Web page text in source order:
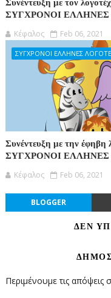
Συνέντευξη με τον
ΣΥΓΧΡΟΝΟΙ
Κέφαλος Feb 06, 2021
ΣΥΓΧΡΟΝΟΙ ΕΛΛΗΝΕΣ
Συνέντευξη με την
ΣΥΓΧΡΟΝΟΙ
Κέφαλος Feb 06, 2021
BLOGGER
ΔΕΝ
Περιμένουμε τις απόψεις